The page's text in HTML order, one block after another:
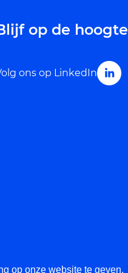
op onze website te geven.
op de hoogte
ons op LinkedIn